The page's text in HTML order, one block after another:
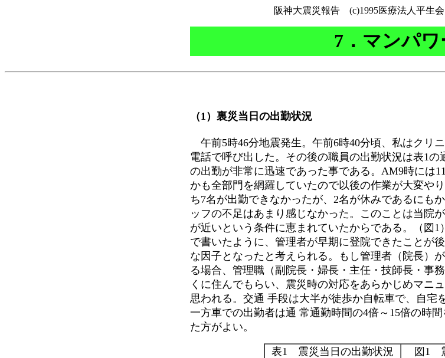
阪神大震災報告 (c)1995医療法人平生
7．マンパワ
（1）裏災当日の出勤状況
午前5時46分地震発生。午前6時40分頃、私はクリ
電話で呼び出した。その後の職員の出勤状況は表1
の出勤が非常に迅速であった事である。AM9時には
かも全部門を網羅していたので以後の作業が大変や
ち7名が出勤できなかったが、2名が休みであるにも
ッフの不足はあまり感じなかった。このことは当院
が近いという条件に恵まれていたからである。（図1
で書いたように、管理者が早期に登院できたことが
な因子となったと考えられる。もし管理者（院長）
る場合、管理職（副院長・婦長・主任・技師長・事
くに住んでもらい、震災時の対応をあらかじめマニ
思われる。交通 手段は大半が徒歩か自転車で、自宅
一方車での出勤者は通 常通勤時間の4倍～15倍の時
た方がよい。
表1 震災当日の出勤状況 図1